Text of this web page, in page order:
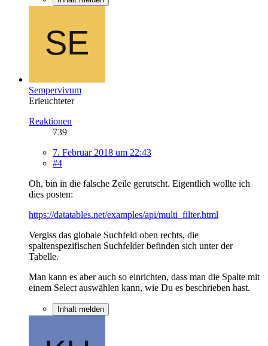
Sempervivum
Erleuchteter
Reaktionen
739
7. Februar 2018 um 22:43
#4
Oh, bin in die falsche Zeile gerutscht. Eigentlich wollte ich
dies posten:
https://datatables.net/examples/api/multi_filter.html
Vergiss das globale Suchfeld oben rechts, die
spaltenspezifischen Suchfelder befinden sich unter der
Tabelle.
Man kann es aber auch so einrichten, dass man die Spalte mit
einem Select auswählen kann, wie Du es beschrieben hast.
Inhalt melden